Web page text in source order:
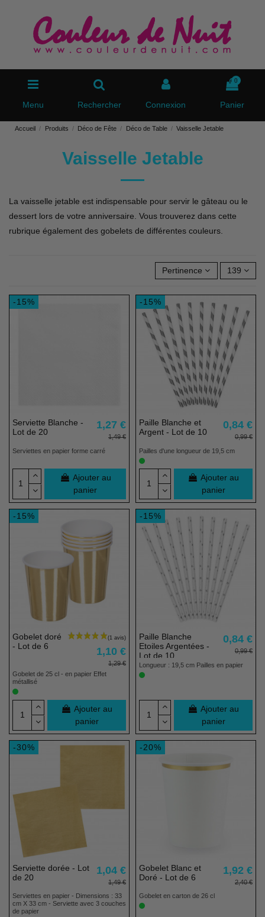
Menu Rechercher Connexion
0
Panier
Accueil Produits Déco de Fête Déco de Table Vaisselle Jetable
Vaisselle Jetable
La vaisselle jetable est indispensable pour servir le gâteau ou le
dessert lors de votre anniversaire. Vous trouverez dans cette
rubrique également des gobelets de différentes couleurs.
Pertinence 139
-15%
Serviette Blanche -
Lot de 20
1,27 €
1,49 €
Serviettes en papier forme carré
Ajouter au
panier
-15%
Paille Blanche et
Argent - Lot de 10
0,84 €
0,99 €
Pailles d'une longueur de 19,5 cm
Ajouter au
panier
-15%
Gobelet doré
- Lot de 6
1,10 €
1,29 €
Gobelet de 25 cl - en papier Effet
métallisé
Ajouter au
panier
-15%
Paille Blanche
Etoiles Argentées -
Lot de 10
0,84 €
0,99 €
Longueur : 19,5 cm Pailles en papier
Ajouter au
panier
-30%
Serviette dorée - Lot
de 20
1,04 €
1,49 €
Serviettes en papier - Dimensions : 33
cm X 33 cm - Serviette avec 3 couches
de papier
-20%
Gobelet Blanc et
Doré - Lot de 6
1,92 €
2,40 €
Gobelet en carton de 26 cl